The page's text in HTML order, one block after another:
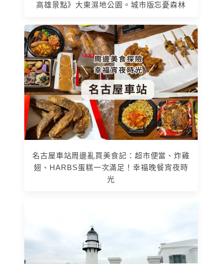
高雄景點》大東濕地公園。城市版忘憂森林
名古屋車站周邊亂買美食記：超市便當、炸雞
翅、HARBS蛋糕一次滿足！幸福晚餐宵夜時
光